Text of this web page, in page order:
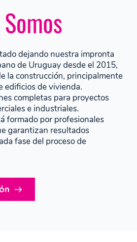
dejando nuestra impronta
de Uruguay desde el 2015,
la construcción, principalmente
edificios de vivienda.
completas para proyectos
e industriales.
formado por profesionales
garantizan resultados
fase del proceso de